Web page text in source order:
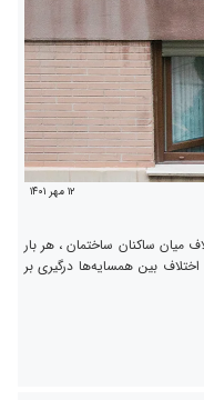
۱۲ مهر ۱۴۰۱
میان ساکنان ساختمان ، هر بار
بین همسایه‌ها درگیری بر